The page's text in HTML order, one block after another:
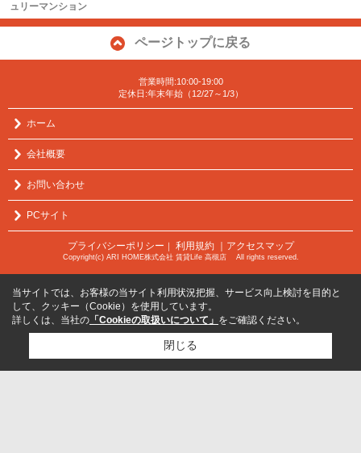
ュリーマンション
ページトップに戻る
営業時間:10:00-19:00
定休日:年末年始（12/27～1/3）
ホーム
会社概要
お問い合わせ
PCサイト
プライバシーポリシー 利用規約 ｜アクセスマップ
Copyright(c) ARI HOME株式会社 賃貸Life 高槻店 All rights reserved.
当サイトでは、お客様の当サイト利用状況把握、サービス向上検討を目的と
して、クッキー（Cookie）を使用しています。
詳しくは、当社の 「Cookieの取扱いについて」 をご確認ください。
閉じる